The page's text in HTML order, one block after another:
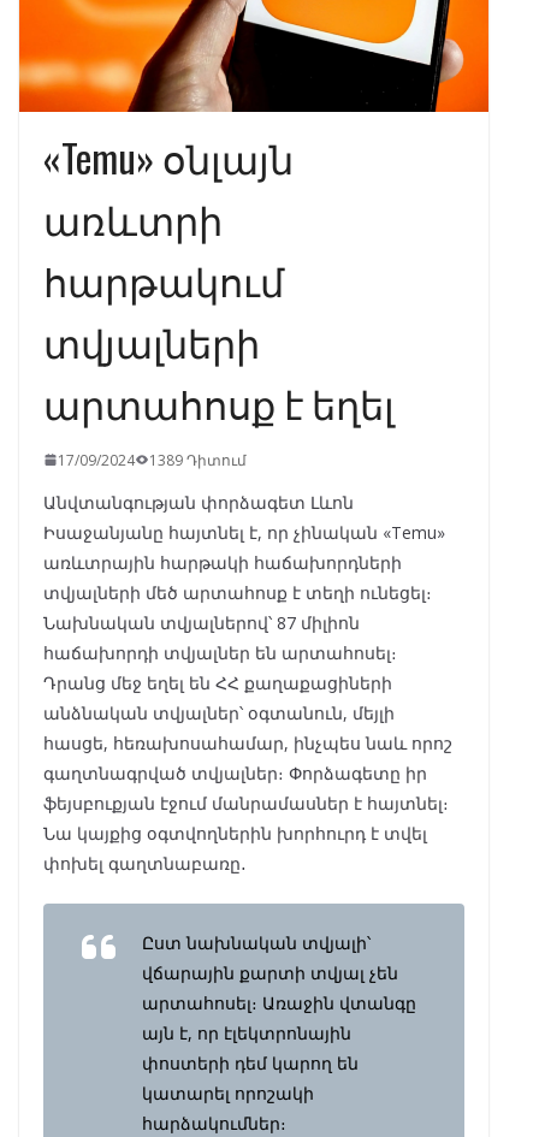
«Temu» օնլայն
առևտրի
հարթակում
տվյալների
արտահոսք է եղել
17/09/2024 1389 Դիտում
Անվտանգության փորձագետ Լևոն
Իսաջանյանը հայտնել է, որ չինական «Temu»
առևտրային հարթակի հաճախորդների
տվյալների մեծ արտահոսք է տեղի ունեցել։
Նախնական տվյալներով՝ 87 միլիոն
հաճախորդի տվյալներ են արտահոսել։
Դրանց մեջ եղել են ՀՀ քաղաքացիների
անձնական տվյալներ՝ օգտանուն, մեյլի
հասցե, հեռախոսահամար, ինչպես նաև որոշ
գաղտնագրված տվյալներ։ Փորձագետը իր
ֆեյսբուքյան էջում մանրամասներ է հայտնել։
Նա կայքից օգտվողներին խորհուրդ է տվել
փոխել գաղտնաբառը․
Ըստ նախնական տվյալի՝
վճարային քարտի տվյալ չեն
արտահոսել։ Առաջին վտանգը
այն է, որ էլեկտրոնային
փոստերի դեմ կարող են
կատարել որոշակի
հարձակումներ։